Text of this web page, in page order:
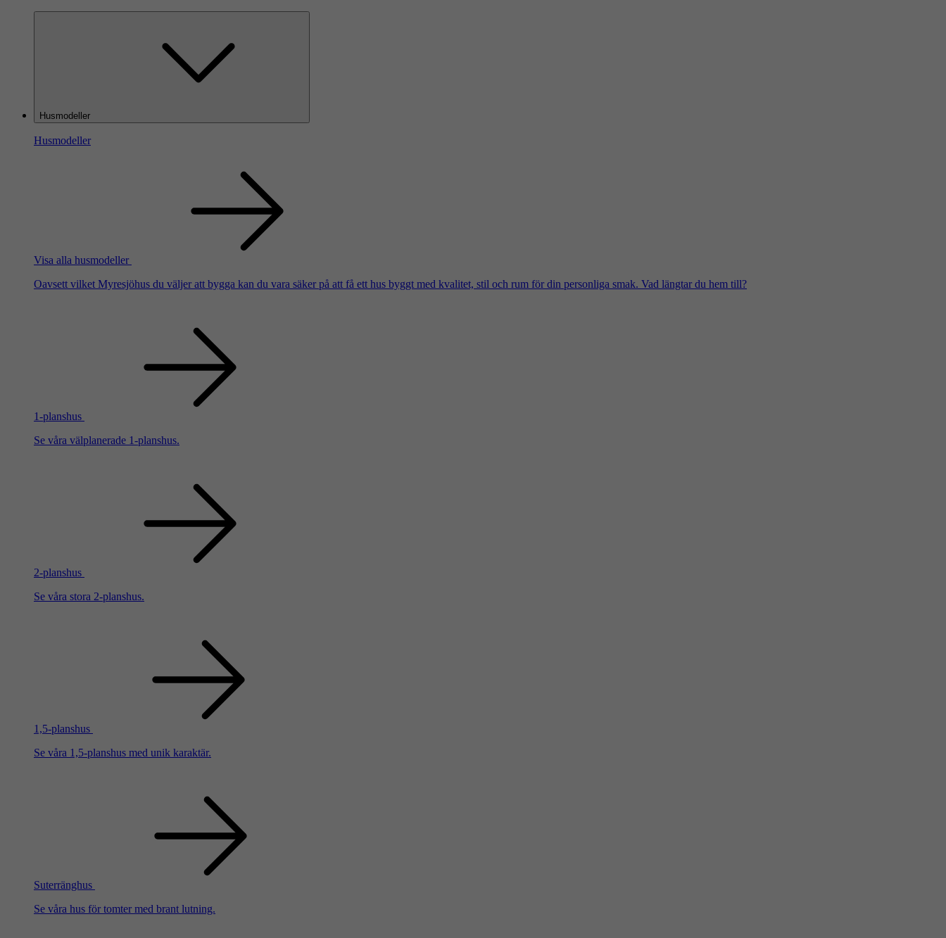
Husmodeller
Husmodeller
Visa alla husmodeller
Oavsett vilket Myresjöhus du väljer att bygga kan du vara säker på att få ett hus byggt med kvalitet, stil och rum för din personliga smak. Vad längtar du hem till?
1-planshus
Se våra välplanerade 1-planshus.
2-planshus
Se våra stora 2-planshus.
1,5-planshus
Se våra 1,5-planshus med unik karaktär.
Suterränghus
Se våra hus för tomter med brant lutning.